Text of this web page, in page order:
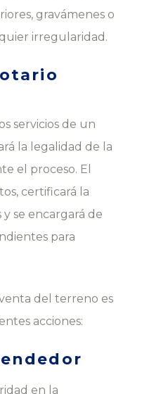
gravámenes o
irregularidad.
servicios de un
la legalidad de la
el proceso. El
certificará la
se encargará de
para
del terreno es
acciones:
en la